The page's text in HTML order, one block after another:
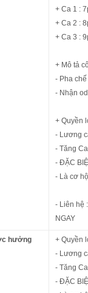
+ Ca 1 :
+ Ca 2 :
+ Ca 3 :
+ Mô tả
- Pha
- Nhận
+ Quyền
- Lương
- Tăng
- ĐẶC
- Là cơ
- Liên hệ
NGAY
hưởng
+ Quyền
- Lương
- Tăng
- ĐẶC